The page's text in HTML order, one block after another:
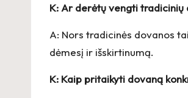
K: Ar derėtų vengti tradicinių
A: Nors tradicinės dovanos
dėmesį ir išskirtinumą.
K: Kaip pritaikyti dovaną